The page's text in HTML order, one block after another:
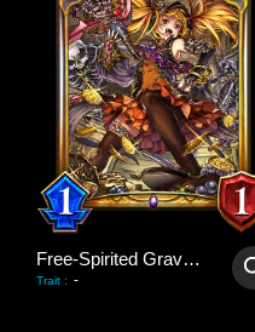
Free-Spirited Grave Robber
Trait : -